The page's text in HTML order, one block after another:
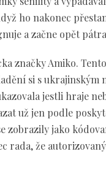
ho nakonec
a začne opět
značky Amiko.
si s ukrajinským
jestli hraje
už jen podle
zobrazily jako
rada, že